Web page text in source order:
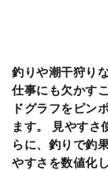
釣りや潮干狩り
仕事にも欠かす
ドグラフをピン
ます。 見やすさ
らに、釣りで釣
やすさを数値化